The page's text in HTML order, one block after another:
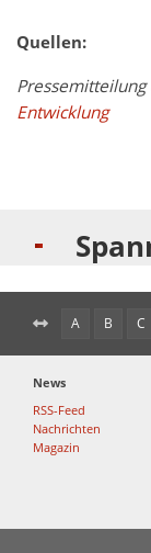
Quellen:
Pressemitteilung
Entwicklung
A B C
News
RSS-Feed
Nachrichten
Magazin